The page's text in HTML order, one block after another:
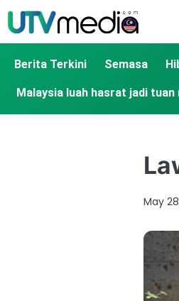
Berita Terkini Semasa
Malaysia luah hasrat jadi tuan
May